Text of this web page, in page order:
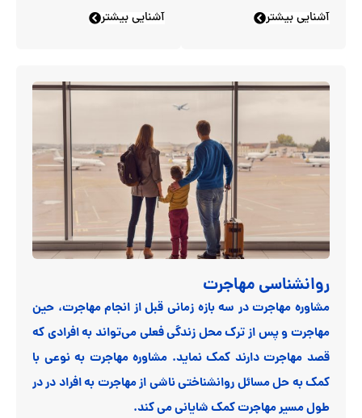
آشنایی بیشتر آشنایی بیشتر
روانشناسی مهاجرت
مشاوره مهاجرت در سه بازه زمانی قبل از انجام مهاجرت، حین
مهاجرت و پس از ترک محل زندگی فعلی می‌تواند به افرادی که
قصد مهاجرت دارند کمک نماید. مشاوره مهاجرت به نوعی با
کمک به حل مسائل روانشناختی ناشی از مهاجرت به افراد در در
طول مسیر مهاجرت کمک شایانی می کند.